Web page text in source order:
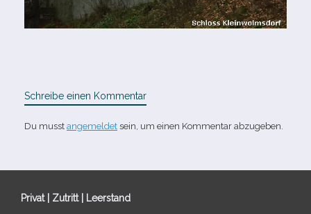
Schreibe einen Kommentar
Du musst angemeldet sein, um einen Kommentar abzugeben.
Privat | Zutritt | Leerstand